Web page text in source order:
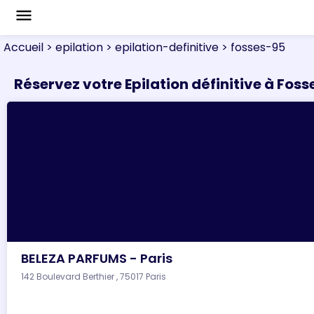
menu
Accueil > epilation > epilation-definitive > fosses-95
Réservez votre Epilation définitive à
BELEZA PARFUMS - Paris
142 Boulevard Berthier , 75017 Paris